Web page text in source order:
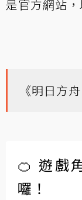
是官方網站
《明日方
🍊 遊戲
囉！